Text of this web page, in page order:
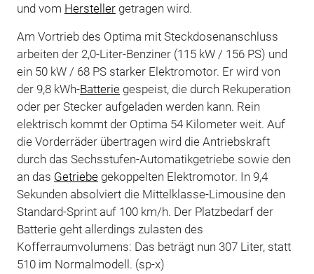
und vom Herstellergetragen wird.
Am Vortrieb des Optima mit Steckdosenanschluss
arbeiten der 2,0-Liter-Benziner (115 kW / 156 PS) und
ein 50 kW / 68 PS starker Elektromotor. Er wird von
der 9,8 kWh-Batteriegespeist, die durch Rekuperation
oder per Stecker aufgeladen werden kann. Rein
elektrisch kommt der Optima 54 Kilometer weit. Auf
die Vorderräder übertragen wird die Antriebskraft
durch das Sechsstufen-Automatikgetriebe sowie den
an das Getriebegekoppelten Elektromotor. In 9,4
Sekunden absolviert die Mittelklasse-Limousine den
Standard-Sprint auf 100 km/h. Der Platzbedarf der
Batterie geht allerdings zulasten des
Kofferraumvolumens: Das beträgt nun 307 Liter, statt
510 im Normalmodell. (sp-x)